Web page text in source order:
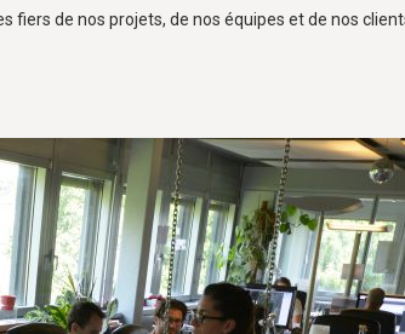
fiers de nos projets, de nos équipes et de nos